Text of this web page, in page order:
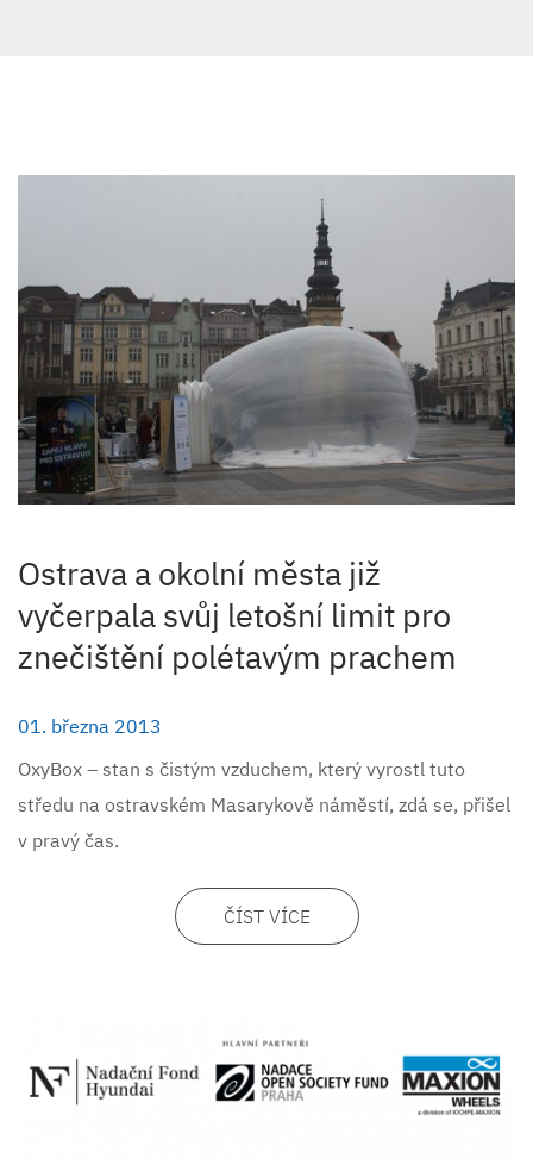
Ostrava a okolní města již
vyčerpala svůj letošní limit pro
znečištění polétavým prachem
01. března 2013
OxyBox – stan s čistým vzduchem, který vyrostl tuto
středu na ostravském Masarykově náměstí, zdá se, přišel
v pravý čas.
ČÍST VÍCE